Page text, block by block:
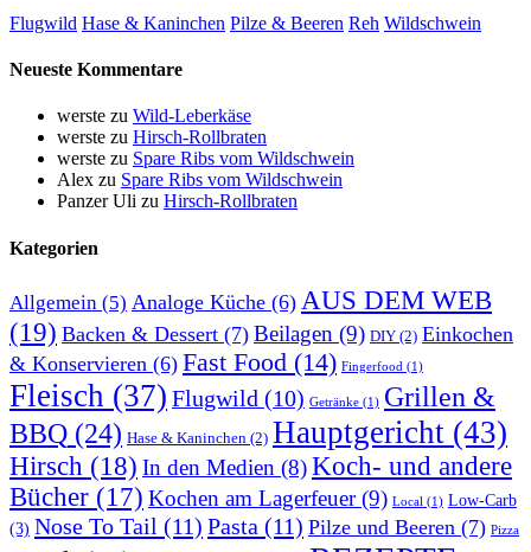
Flugwild Hase & Kaninchen Pilze & Beeren Reh Wildschwein
Neueste Kommentare
werste zu Wild-Leberkäse
werste zu Hirsch-Rollbraten
werste zu Spare Ribs vom Wildschwein
Alex zu Spare Ribs vom Wildschwein
Panzer Uli zu Hirsch-Rollbraten
Kategorien
Allgemein (5) Analoge Küche (6) AUS DEM WEB
(19) Backen & Dessert (7) Beilagen (9) DIY (2) Einkochen
& Konservieren (6) Fast Food (14) Fingerfood (1)
Fleisch (37) Flugwild (10) Getränke (1) Grillen &
BBQ (24) Hase & Kaninchen (2) Hauptgericht (43)
Hirsch (18) In den Medien (8)Koch- und andere
Bücher (17) Kochen am Lagerfeuer(9) Local (1) Low-Carb
(3) Nose To Tail (11) Pasta (11) Pilze und Beeren (7) Pizza